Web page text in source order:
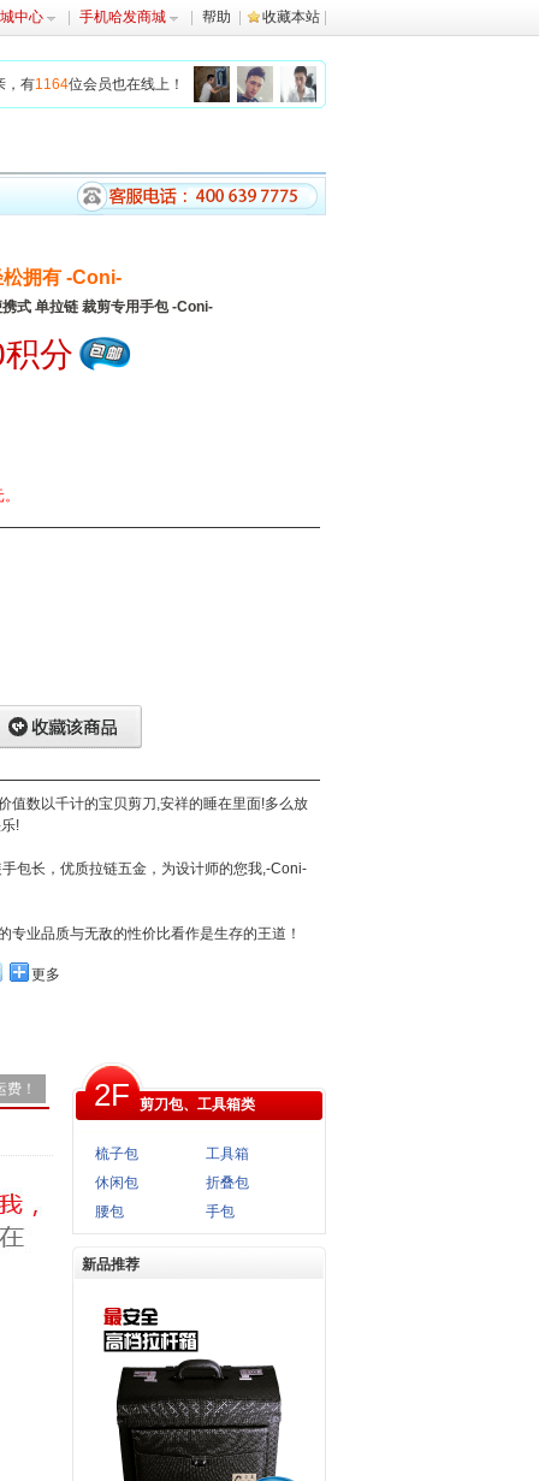
中心 手机哈发商城 帮助 收藏本站
，有1164位会员也在线上！
松拥有 -Coni-
式 单拉链 裁剪专用手包 -Coni-
分
值数以千计的宝贝剪刀,安祥的睡在里面!多么放
!
包长，优质拉链五金，为设计师的您我,-Coni-
专业品质与无敌的性价比看作是生存的王道！
更多
！ 2F 剪刀包、工具箱类
梳子包
工具箱
休闲包
折叠包
腰包
手包
新品推荐